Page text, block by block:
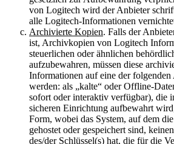
von Logitech wird der Anbieter
alle Logitech-Informationen
Archivierte Kopien. Falls der
ist, Archivkopien von Logitech
steuerlichen oder ähnlichen
aufzubewahren, müssen diese
Informationen auf eine der folgenden
werden: als „kalte“ oder Offline-
sofort oder interaktiv verfügbar), die
sicheren Einrichtung aufbewahrt
Form, wobei das System, auf dem
gehostet oder gespeichert sind,
des/der Schlüssel(s) hat, die für die